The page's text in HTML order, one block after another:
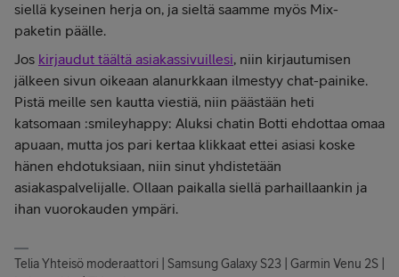
siellä kyseinen herja on, ja sieltä saamme myös Mix-
paketin päälle.
Jos kirjaudut täältä asiakassivuillesi, niin kirjautumisen
jälkeen sivun oikeaan alanurkkaan ilmestyy chat-painike.
Pistä meille sen kautta viestiä, niin päästään heti
katsomaan :smileyhappy: Aluksi chatin Botti ehdottaa omaa
apuaan, mutta jos pari kertaa klikkaat ettei asiasi koske
hänen ehdotuksiaan, niin sinut yhdistetään
asiakaspalvelijalle. Ollaan paikalla siellä parhaillaankin ja
ihan vuorokauden ympäri.
Telia Yhteisö moderaattori | Samsung Galaxy S23 | Garmin Venu 2S |